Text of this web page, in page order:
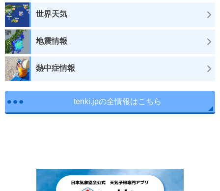
世界天気
地震情報
熱中症情報
tenki.jpの全情報はこちら